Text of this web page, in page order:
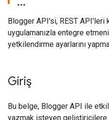
Blogger API'si, REST API'leri
uygulamanızla entegre
yetkilendirme ayarlarını
Giriş
Bu belge, Blogger API ile
yazmak isteyen geliştiricilere